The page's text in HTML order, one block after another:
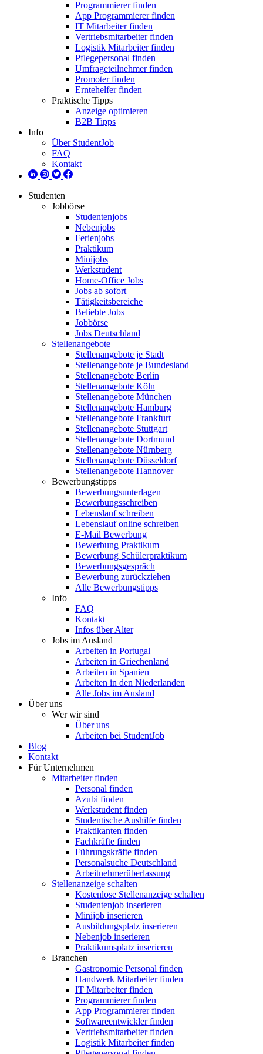
Programmierer finden
App Programmierer finden
IT Mitarbeiter finden
Vertriebsmitarbeiter finden
Logistik Mitarbeiter finden
Pflegepersonal finden
Umfrageteilnehmer finden
Promoter finden
Erntehelfer finden
Praktische Tipps
Anzeige optimieren
B2B Tipps
Info
Über StudentJob
FAQ
Kontakt
Studenten
Jobbörse
Studentenjobs
Nebenjobs
Ferienjobs
Praktikum
Minijobs
Werkstudent
Home-Office Jobs
Jobs ab sofort
Tätigkeitsbereiche
Beliebte Jobs
Jobbörse
Jobs Deutschland
Stellenangebote
Stellenangebote je Stadt
Stellenangebote je Bundesland
Stellenangebote Berlin
Stellenangebote Köln
Stellenangebote München
Stellenangebote Hamburg
Stellenangebote Frankfurt
Stellenangebote Stuttgart
Stellenangebote Dortmund
Stellenangebote Nürnberg
Stellenangebote Düsseldorf
Stellenangebote Hannover
Bewerbungstipps
Bewerbungsunterlagen
Bewerbungsschreiben
Lebenslauf schreiben
Lebenslauf online schreiben
E-Mail Bewerbung
Bewerbung Praktikum
Bewerbung Schülerpraktikum
Bewerbungsgespräch
Bewerbung zurückziehen
Alle Bewerbungstipps
Info
FAQ
Kontakt
Infos über Alter
Jobs im Ausland
Arbeiten in Portugal
Arbeiten in Griechenland
Arbeiten in Spanien
Arbeiten in den Niederlanden
Alle Jobs im Ausland
Über uns
Wer wir sind
Über uns
Arbeiten bei StudentJob
Blog
Kontakt
Für Unternehmen
Mitarbeiter finden
Personal finden
Azubi finden
Werkstudent finden
Studentische Aushilfe finden
Praktikanten finden
Fachkräfte finden
Führungskräfte finden
Personalsuche Deutschland
Arbeitnehmerüberlassung
Stellenanzeige schalten
Kostenlose Stellenanzeige schalten
Studentenjob inserieren
Minijob inserieren
Ausbildungsplatz inserieren
Nebenjob inserieren
Praktikumsplatz inserieren
Branchen
Gastronomie Personal finden
Handwerk Mitarbeiter finden
IT Mitarbeiter finden
Programmierer finden
App Programmierer finden
Softwareentwickler finden
Vertriebsmitarbeiter finden
Logistik Mitarbeiter finden